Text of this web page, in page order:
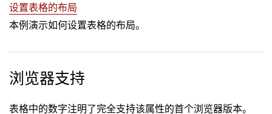
设置表格的布局
本例演示如何设置表格的布局。
浏览器支持
表格中的数字注明了完全支持该属性的首个浏览器版本。